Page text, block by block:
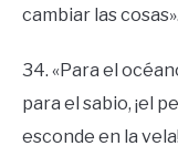
cambiar las cosas».
34. «Para el
para el sabio, ¡el
esconde en la